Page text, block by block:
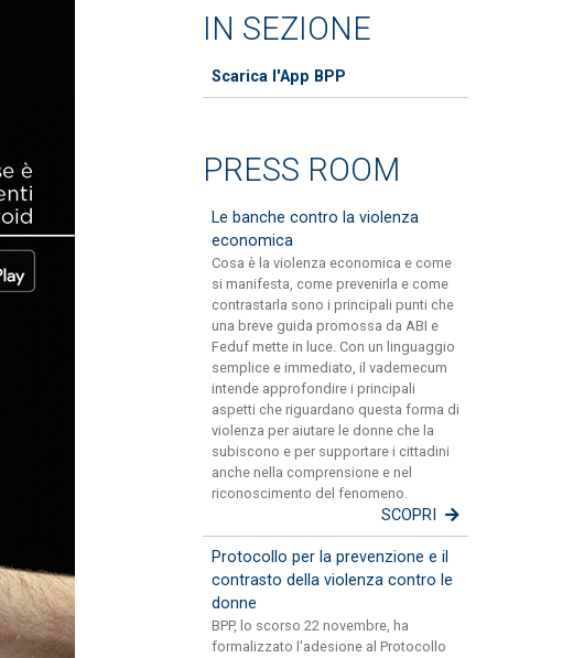
IN SEZIONE
Scarica l'App BPP
PRESS ROOM
Le banche contro la violenza
economica
Cosa è la violenza economica e come
si manifesta, come prevenirla e come
contrastarla sono i principali punti che
una breve guida promossa da ABI e
Feduf mette in luce. Con un linguaggio
semplice e immediato, il vademecum
intende approfondire i principali
aspetti che riguardano questa forma di
violenza per aiutare le donne che la
subiscono e per supportare i cittadini
anche nella comprensione e nel
riconoscimento del fenomeno.
SCOPRI
Protocollo per la prevenzione e il
contrasto della violenza contro le
donne
BPP, lo scorso 22 novembre, ha
formalizzato l'adesione al Protocollo